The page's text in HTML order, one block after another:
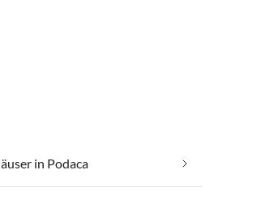
in Podaca